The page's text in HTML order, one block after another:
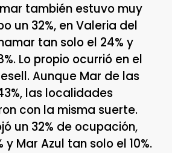
también estuvo muy
un 32%, en Valeria del
tan solo el 24% y
Lo propio ocurrió en el
Aunque Mar de las
las localidades
con la misma suerte.
un 32% de ocupación,
y Mar Azul tan solo el 10%.